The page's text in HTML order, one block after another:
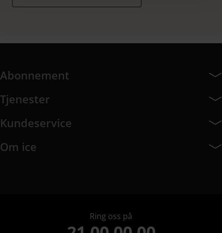
Abonnement
Tjenester
Kundeservice
Om ice
Ring oss på